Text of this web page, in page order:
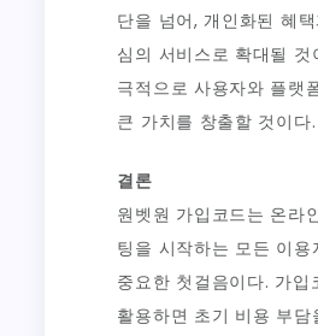
단을 넘어, 개인화된 혜
심의 서비스로 확대될 것
극적으로 사용자와 플랫
큰 가치를 창출할 것이다.
결론
원벳원 가입코드는 온라
팅을 시작하는 모든 이용
중요한 첫걸음이다. 가입
활용하면 초기 비용 부담